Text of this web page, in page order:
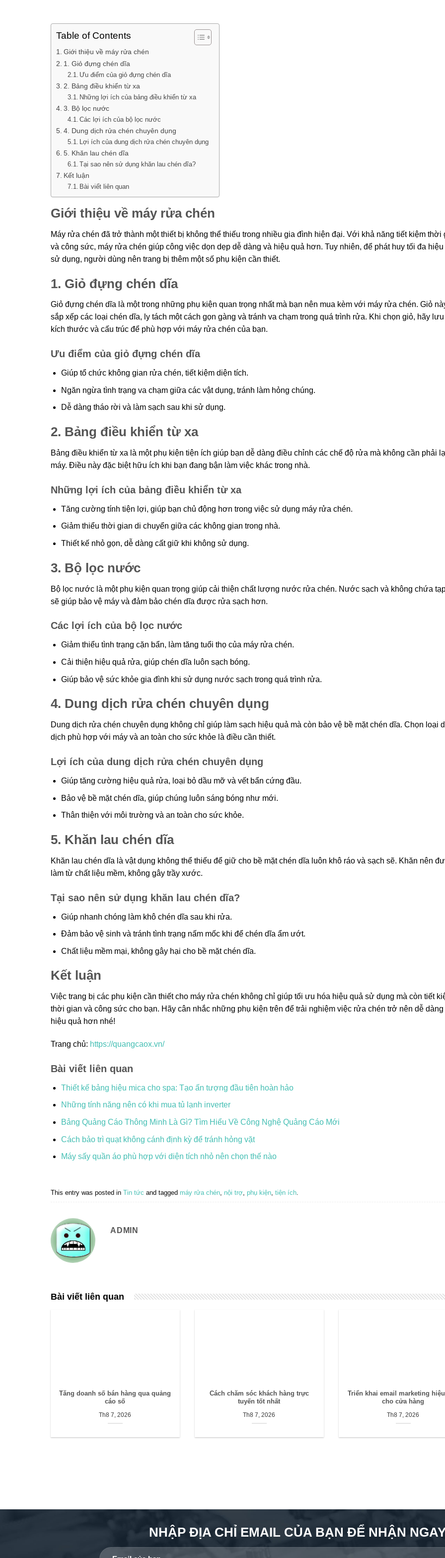
Table of Contents
Giới thiệu về máy rửa chén
1. Giỏ đựng chén dĩa
Ưu điểm của giỏ đựng chén dĩa
2. Bảng điều khiển từ xa
Những lợi ích của bảng điều khiển từ xa
3. Bộ lọc nước
Các lợi ích của bộ lọc nước
4. Dung dịch rửa chén chuyên dụng
Lợi ích của dung dịch rửa chén chuyên dụng
5. Khăn lau chén dĩa
Tại sao nên sử dụng khăn lau chén dĩa?
Kết luận
Bài viết liên quan
Giới thiệu về máy rửa chén
Máy rửa chén đã trở thành một thiết bị không thể thiếu trong nhiều gia đình hiện đại. Với khả năng tiết kiệm thời
và công sức, máy rửa chén giúp công việc dọn dẹp dễ dàng và hiệu quả hơn. Tuy nhiên, để phát huy tối đa hiệu
sử dụng, người dùng nên trang bị thêm một số phụ kiện cần thiết.
1. Giỏ đựng chén dĩa
Giỏ đựng chén dĩa là một trong những phụ kiện quan trọng nhất mà bạn nên mua kèm với máy rửa chén. Giỏ
sắp xếp các loại chén dĩa, ly tách một cách gọn gàng và tránh va chạm trong quá trình rửa. Khi chọn giỏ, hãy
kích thước và cấu trúc để phù hợp với máy rửa chén của bạn.
Ưu điểm của giỏ đựng chén dĩa
Giúp tổ chức không gian rửa chén, tiết kiệm diện tích.
Ngăn ngừa tình trạng va chạm giữa các vật dụng, tránh làm hỏng chúng.
Dễ dàng tháo rời và làm sạch sau khi sử dụng.
2. Bảng điều khiển từ xa
Bảng điều khiển từ xa là một phụ kiện tiện ích giúp bạn dễ dàng điều chỉnh các chế độ rửa mà không cần phải
máy. Điều này đặc biệt hữu ích khi bạn đang bận làm việc khác trong nhà.
Những lợi ích của bảng điều khiển từ xa
Tăng cường tính tiện lợi, giúp bạn chủ động hơn trong việc sử dụng máy rửa chén.
Giảm thiểu thời gian di chuyển giữa các không gian trong nhà.
Thiết kế nhỏ gọn, dễ dàng cất giữ khi không sử dụng.
3. Bộ lọc nước
Bộ lọc nước là một phụ kiện quan trọng giúp cải thiện chất lượng nước rửa chén. Nước sạch và không chứa
sẽ giúp bảo vệ máy và đảm bảo chén dĩa được rửa sạch hơn.
Các lợi ích của bộ lọc nước
Giảm thiểu tình trạng cặn bẩn, làm tăng tuổi thọ của máy rửa chén.
Cải thiện hiệu quả rửa, giúp chén dĩa luôn sạch bóng.
Giúp bảo vệ sức khỏe gia đình khi sử dụng nước sạch trong quá trình rửa.
4. Dung dịch rửa chén chuyên dụng
Dung dịch rửa chén chuyên dụng không chỉ giúp làm sạch hiệu quả mà còn bảo vệ bề mặt chén dĩa. Chọn loại
dịch phù hợp với máy và an toàn cho sức khỏe là điều cần thiết.
Lợi ích của dung dịch rửa chén chuyên dụng
Giúp tăng cường hiệu quả rửa, loại bỏ dầu mỡ và vết bẩn cứng đầu.
Bảo vệ bề mặt chén dĩa, giúp chúng luôn sáng bóng như mới.
Thân thiện với môi trường và an toàn cho sức khỏe.
5. Khăn lau chén dĩa
Khăn lau chén dĩa là vật dụng không thể thiếu để giữ cho bề mặt chén dĩa luôn khô ráo và sạch sẽ. Khăn nên
làm từ chất liệu mềm, không gây trầy xước.
Tại sao nên sử dụng khăn lau chén dĩa?
Giúp nhanh chóng làm khô chén dĩa sau khi rửa.
Đảm bảo vệ sinh và tránh tình trạng nấm mốc khi để chén dĩa ẩm ướt.
Chất liệu mềm mại, không gây hại cho bề mặt chén dĩa.
Kết luận
Việc trang bị các phụ kiện cần thiết cho máy rửa chén không chỉ giúp tối ưu hóa hiệu quả sử dụng mà còn tiết
thời gian và công sức cho bạn. Hãy cân nhắc những phụ kiện trên để trải nghiệm việc rửa chén trở nên dễ dàng
hiệu quả hơn nhé!
Trang chủ: https://quangcaox.vn/
Bài viết liên quan
Thiết kế bảng hiệu mica cho spa: Tạo ấn tượng đầu tiên hoàn hảo
Những tính năng nên có khi mua tủ lạnh inverter
Bảng Quảng Cáo Thông Minh Là Gì? Tìm Hiểu Về Công Nghệ Quảng Cáo Mới
Cách bảo trì quạt không cánh định kỳ để tránh hỏng vặt
Máy sấy quần áo phù hợp với diện tích nhỏ nên chọn thế nào
This entry was posted in Tin tức and tagged máy rửa chén, nội trợ, phụ kiện, tiện ích.
ADMIN
Bài viết liên quan
Tăng doanh số bán hàng qua quảng
cáo số
Th8 7, 2026
Cách chăm sóc khách hàng trực
tuyến tốt nhất
Th8 7, 2026
Triển khai email marketing
cho cửa hàng
Th8 7, 2026
NHẬP ĐỊA CHỈ EMAIL CỦA BẠN ĐỂ NHẬN